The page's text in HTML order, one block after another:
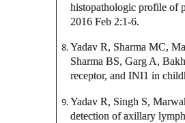
histopathologic profile of
2016 Feb 2:1-6.
Yadav R, Sharma MC,
Sharma BS, Garg A,
receptor, and INI1 in
Yadav R, Singh S,
detection of axillary